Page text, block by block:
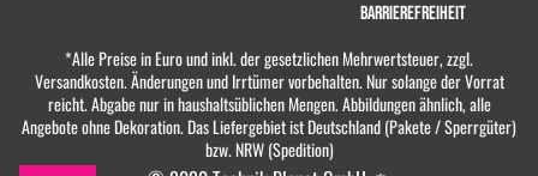
BARRIEREFREIHEIT
*Alle Preise in Euro und inkl. der gesetzlichen Mehrwertsteuer, zzgl.
Versandkosten. Änderungen und Irrtümer vorbehalten. Nur solange der Vorrat
reicht. Abgabe nur in haushaltsüblichen Mengen. Abbildungen ähnlich, alle
Angebote ohne Dekoration. Das Liefergebiet ist Deutschland (Pakete / Sperrgüter)
bzw. NRW (Spedition)